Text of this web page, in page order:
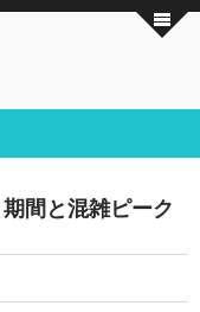
間と混雑ピーク